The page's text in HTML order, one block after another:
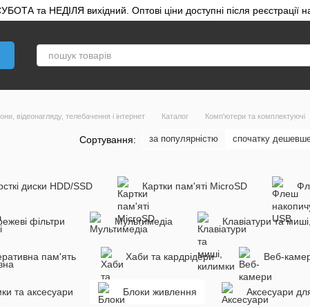
та НЕДІЛЯ вихідний. Оптові ціни доступні після реєстрації
відеонагляду, телебачення і інтернет Каталог Комп'ютери та комплектуючі
Сортування: за популярністю спочатку
диски HDD/SSD Картки пам'яті MicroSD
фільтри Мультимедіа Клавіатури та
пам'ять Хаби та кардрідери Веб-
та аксесуари Блоки живлення Аксесуари